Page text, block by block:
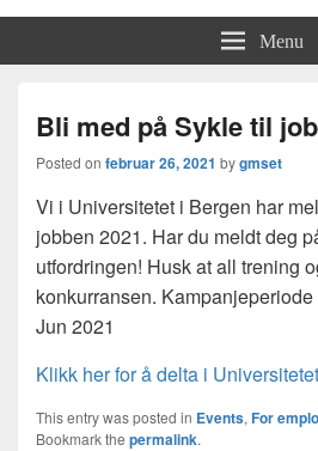
Menu
Bli med på Sykle til
Posted on februar 26, 2021 bygmset
Vi i Universitetet i Bergen har
jobben 2021. Har du meldt deg
utfordringen! Husk at all trening
konkurransen.
Jun 2021
Klikk her for å delta i
This entry was posted in Events, For
Bookmark the permalink.